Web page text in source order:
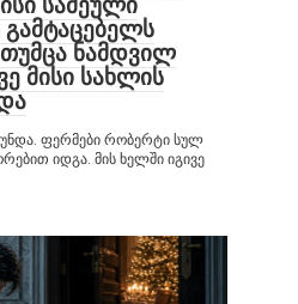
ნამდვილ
მისი სახლის
ფერმები რობერტი სულ
იდგა. მის ხელში იგივე